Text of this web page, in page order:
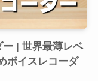
ー | 世界最薄レベ
ボイスレコーダ